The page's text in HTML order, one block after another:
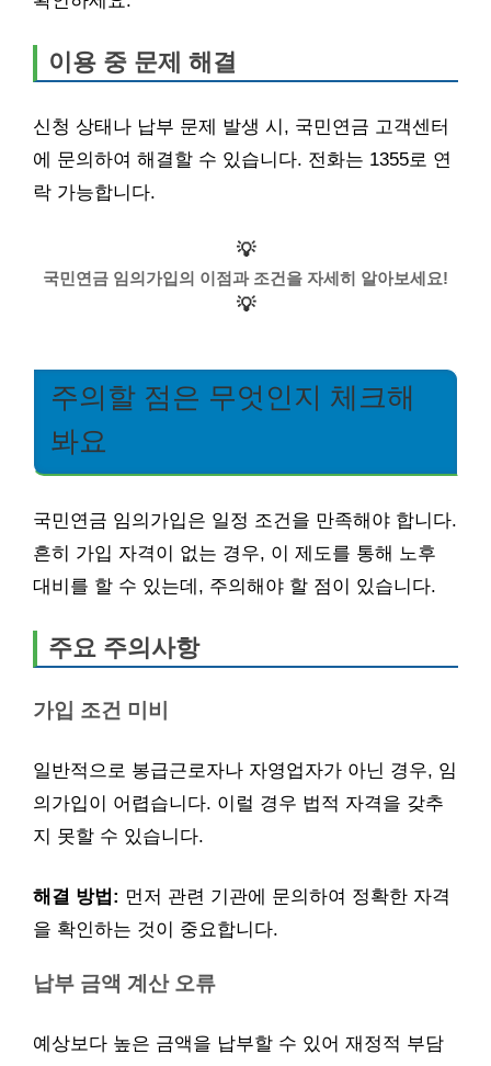
이용 중 문제 해결
신청 상태나 납부 문제 발생 시, 국민연금 고객센터
에 문의하여 해결할 수 있습니다. 전화는 1355로 연
락 가능합니다.
💡
국민연금 임의가입의 이점과 조건을 자세히 알아보세요!
💡
주의할 점은 무엇인지 체크해
봐요
국민연금 임의가입은 일정 조건을 만족해야 합니다.
흔히 가입 자격이 없는 경우, 이 제도를 통해 노후
대비를 할 수 있는데, 주의해야 할 점이 있습니다.
주요 주의사항
가입 조건 미비
일반적으로 봉급근로자나 자영업자가 아닌 경우, 임
의가입이 어렵습니다. 이럴 경우 법적 자격을 갖추
지 못할 수 있습니다.
해결 방법: 먼저 관련 기관에 문의하여 정확한 자격
을 확인하는 것이 중요합니다.
납부 금액 계산 오류
예상보다 높은 금액을 납부할 수 있어 재정적 부담